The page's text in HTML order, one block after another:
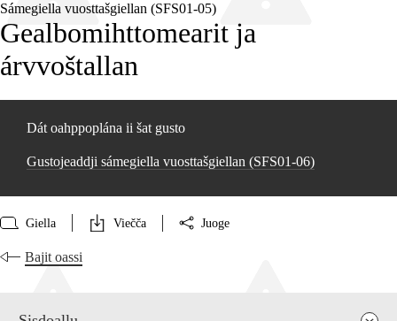
Sámegiella vuosttašgiellan (SFS01‑05)
Gealbomihttomearit ja
árvvoštallan
Dát oahppoplána ii šat gusto
Gustojeaddji sámegiella vuosttašgiellan (SFS01‑06)
Giella Viečča Juoge
Bajit oassi